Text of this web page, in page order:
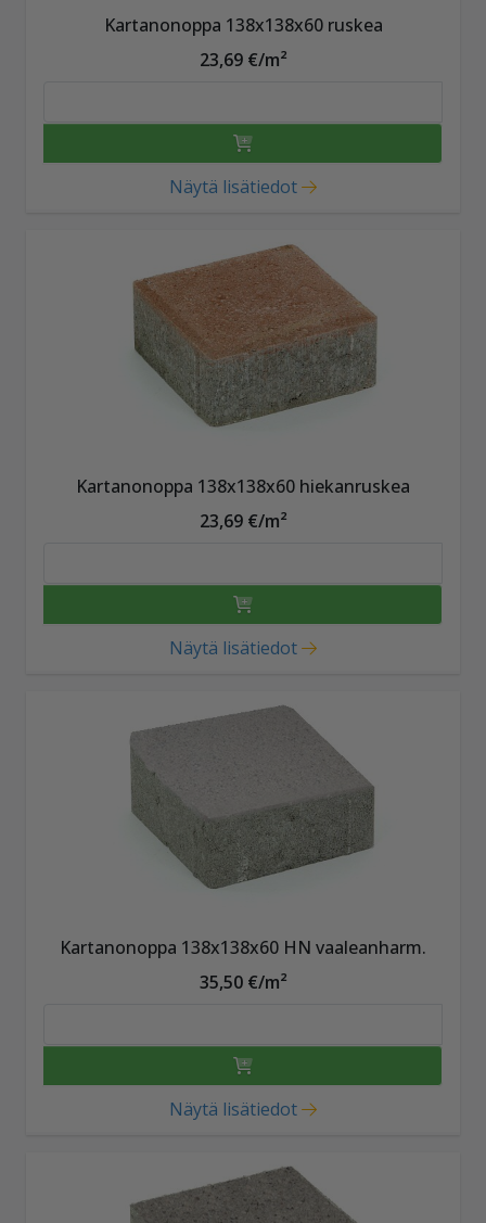
Kartanonoppa 138x138x60 ruskea
23,69 €/m²
Näytä lisätiedot
Kartanonoppa 138x138x60 hiekanruskea
23,69 €/m²
Näytä lisätiedot
Kartanonoppa 138x138x60 HN vaaleanharm.
35,50 €/m²
Näytä lisätiedot